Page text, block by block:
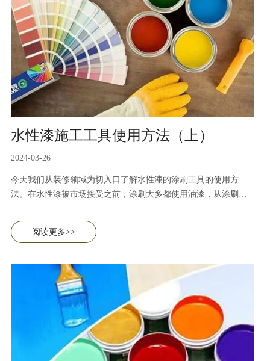
水性漆施工工具使用方法（上）
2024-03-26
今天我们从装修领域为切入口了解水性漆的涂刷工具的使用方
法。在水性漆被市场接受之前，涂刷大多都使用油漆，从涂刷方
保。水性漆的诞生很好的解决了这个问题，因此现如今水性漆的
使用越来越广泛。
阅读更多>>